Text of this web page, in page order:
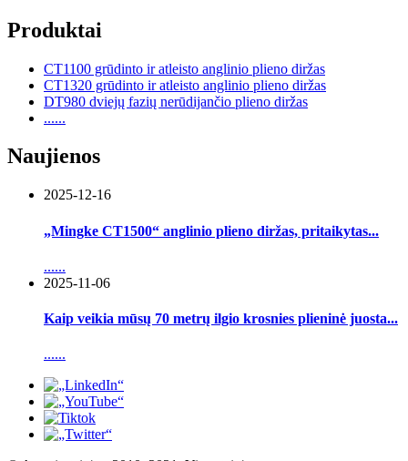
Produktai
CT1100 grūdinto ir atleisto anglinio plieno diržas
CT1320 grūdinto ir atleisto anglinio plieno diržas
DT980 dviejų fazių nerūdijančio plieno diržas
......
Naujienos
2025-12-16
„Mingke CT1500“ anglinio plieno diržas, pritaikytas...
......
2025-11-06
Kaip veikia mūsų 70 metrų ilgio krosnies plieninė juosta...
......